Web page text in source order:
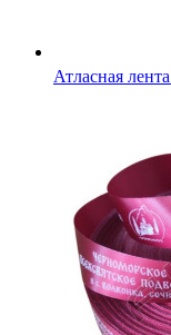
Атласная